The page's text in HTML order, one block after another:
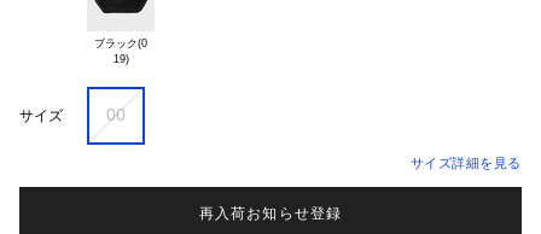
ブラック(0
19)
サイズ 00
サイズ詳細を見る
再入荷お知らせ登録